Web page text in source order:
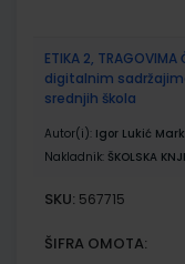
ETIKA 2,
digitalnim
srednjih škola
Autor(i): Igor Lukić
Nakladnik: ŠKOLSKA
SKU: 567715
ŠIFRA OMOTA: